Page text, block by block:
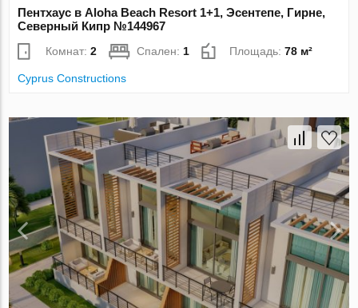
Пентхаус в Aloha Beach Resort 1+1, Эсентепе, Гирне,
Северный Кипр №144967
Комнат:2 Спален: 1 Площадь:78 м²
Cyprus Constructions